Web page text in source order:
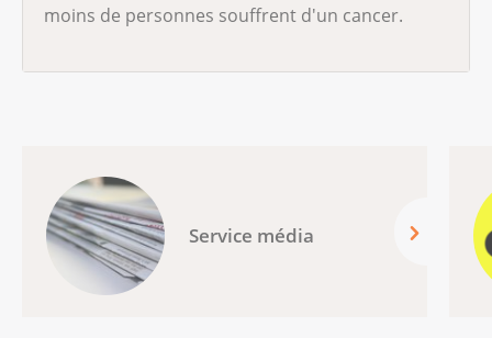
moins de personnes souffrent d'un cancer.
Service média